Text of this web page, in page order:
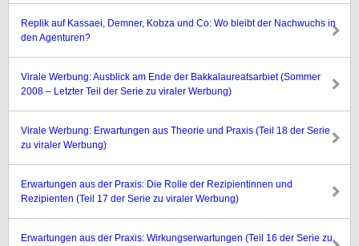
Replik auf Kassaei, Demner, Kobza und Co: Wo bleibt der Nachwuchs in
den Agenturen?
Virale Werbung: Ausblick am Ende der Bakkalaureatsarbiet (Sommer
2008 – Letzter Teil der Serie zu viraler Werbung)
Virale Werbung: Erwartungen aus Theorie und Praxis (Teil 18 der Serie
zu viraler Werbung)
Erwartungen aus der Praxis: Die Rolle der Rezipientinnen und
Rezipienten (Teil 17 der Serie zu viraler Werbung)
Erwartungen aus der Praxis: Wirkungserwartungen (Teil 16 der Serie zu